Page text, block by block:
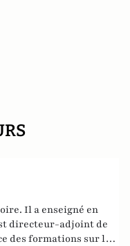
Il a enseigné en
directeur-adjoint de
des formations sur les